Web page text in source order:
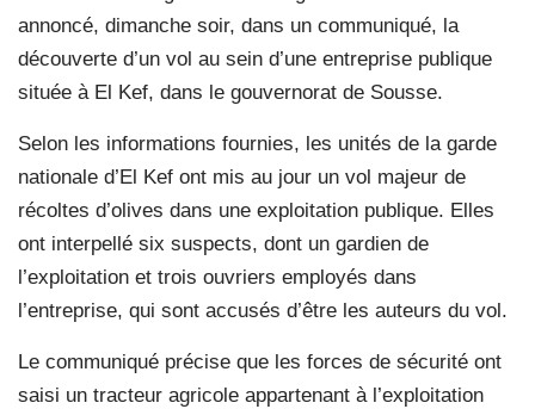
annoncé, dimanche soir, dans un communiqué, la
découverte d’un vol au sein d’une entreprise publique
située à El Kef, dans le gouvernorat de Sousse.
Selon les informations fournies, les unités de la garde
nationale d’El Kef ont mis au jour un vol majeur de
récoltes d’olives dans une exploitation publique. Elles
ont interpellé six suspects, dont un gardien de
l’exploitation et trois ouvriers employés dans
l’entreprise, qui sont accusés d’être les auteurs du vol.
Le communiqué précise que les forces de sécurité ont
saisi un tracteur agricole appartenant à l’exploitation